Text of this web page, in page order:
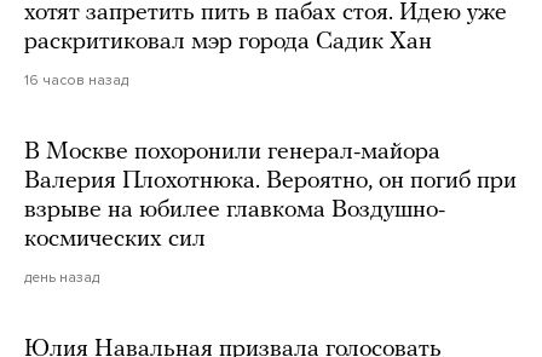
хотят запретить пить в пабах стоя. Идею уже
раскритиковал мэр города Садик Хан
16 часов назад
В Москве похоронили генерал-майора
Валерия Плохотнюка. Вероятно, он погиб при
взрыве на юбилее главкома Воздушно-
космических сил
день назад
Юлия Навальная призвала голосовать